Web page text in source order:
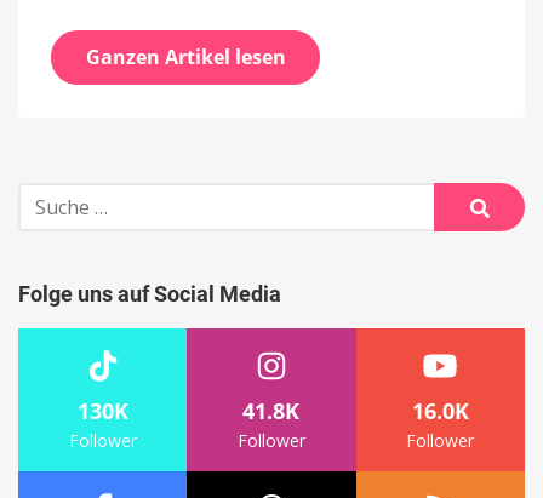
Ganzen Artikel lesen
Suche
nach:
Suche
Folge uns auf Social Media
130K
Follower
41.8K
Follower
16.0K
Follower